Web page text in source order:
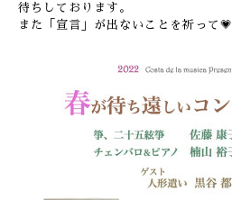
待ちしております。
また「宣言」が出ないことを祈って💗